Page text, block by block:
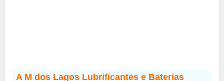
A M dos Lagos Lubrificantes e Baterias